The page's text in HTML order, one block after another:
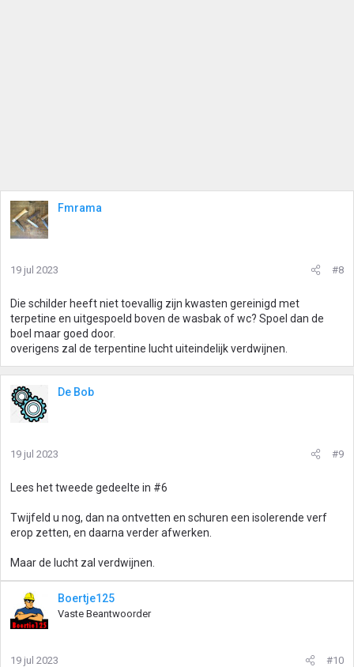
Fmrama
19 jul 2023 #8
Die schilder heeft niet toevallig zijn kwasten gereinigd met
terpetine en uitgespoeld boven de wasbak of wc? Spoel dan de
boel maar goed door.
overigens zal de terpentine lucht uiteindelijk verdwijnen.
De Bob
19 jul 2023 #9
Lees het tweede gedeelte in #6
Twijfeld u nog, dan na ontvetten en schuren een isolerende verf
erop zetten, en daarna verder afwerken.
Maar de lucht zal verdwijnen.
Boertje125
Vaste Beantwoorder
19 jul 2023 #10